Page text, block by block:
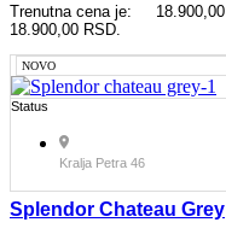
18.900,00
Trenutna cena je:
18.900,00 RSD.
NOVO
Status
Kralja Petra 46
Splendor Chateau Grey